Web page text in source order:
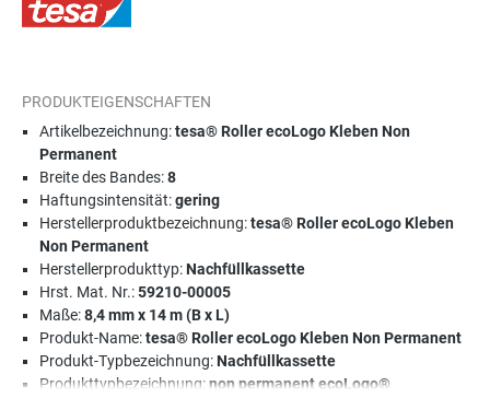
PRODUKTEIGENSCHAFTEN
Artikelbezeichnung:tesa® Roller ecoLogo Kleben Non
Permanent
Breite des Bandes:8
Haftungsintensität:gering
Herstellerproduktbezeichnung:tesa® Roller ecoLogo Kleben
Non Permanent
Herstellerprodukttyp:Nachfüllkassette
Hrst. Mat. Nr.:59210-00005
Maße:8,4 mm x 14 m (B x L)
Produkt-Name:tesa® Roller ecoLogo Kleben Non Permanent
Produkt-Typbezeichnung:Nachfüllkassette
Produkttypbezeichnung:non permanent ecoLogo®